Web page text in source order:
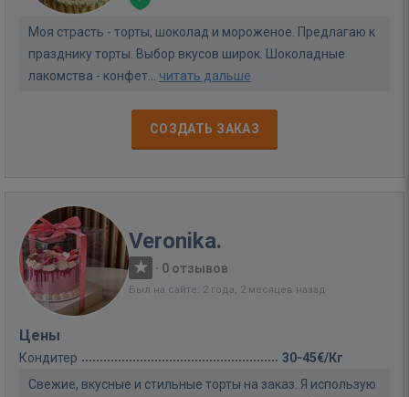
Моя страсть - торты, шоколад и мороженое. Предлагаю к
празднику торты. Выбор вкусов широк. Шоколадные
лакомства - конфет... читать дальше
СОЗДАТЬ ЗАКАЗ
Veronika.
· 0 отзывов
Был на сайте: 2 года, 2 месяцев назад
Цены
Кондитер
30-45€/Кг
Свежие, вкусные и стильные торты на заказ. Я использую